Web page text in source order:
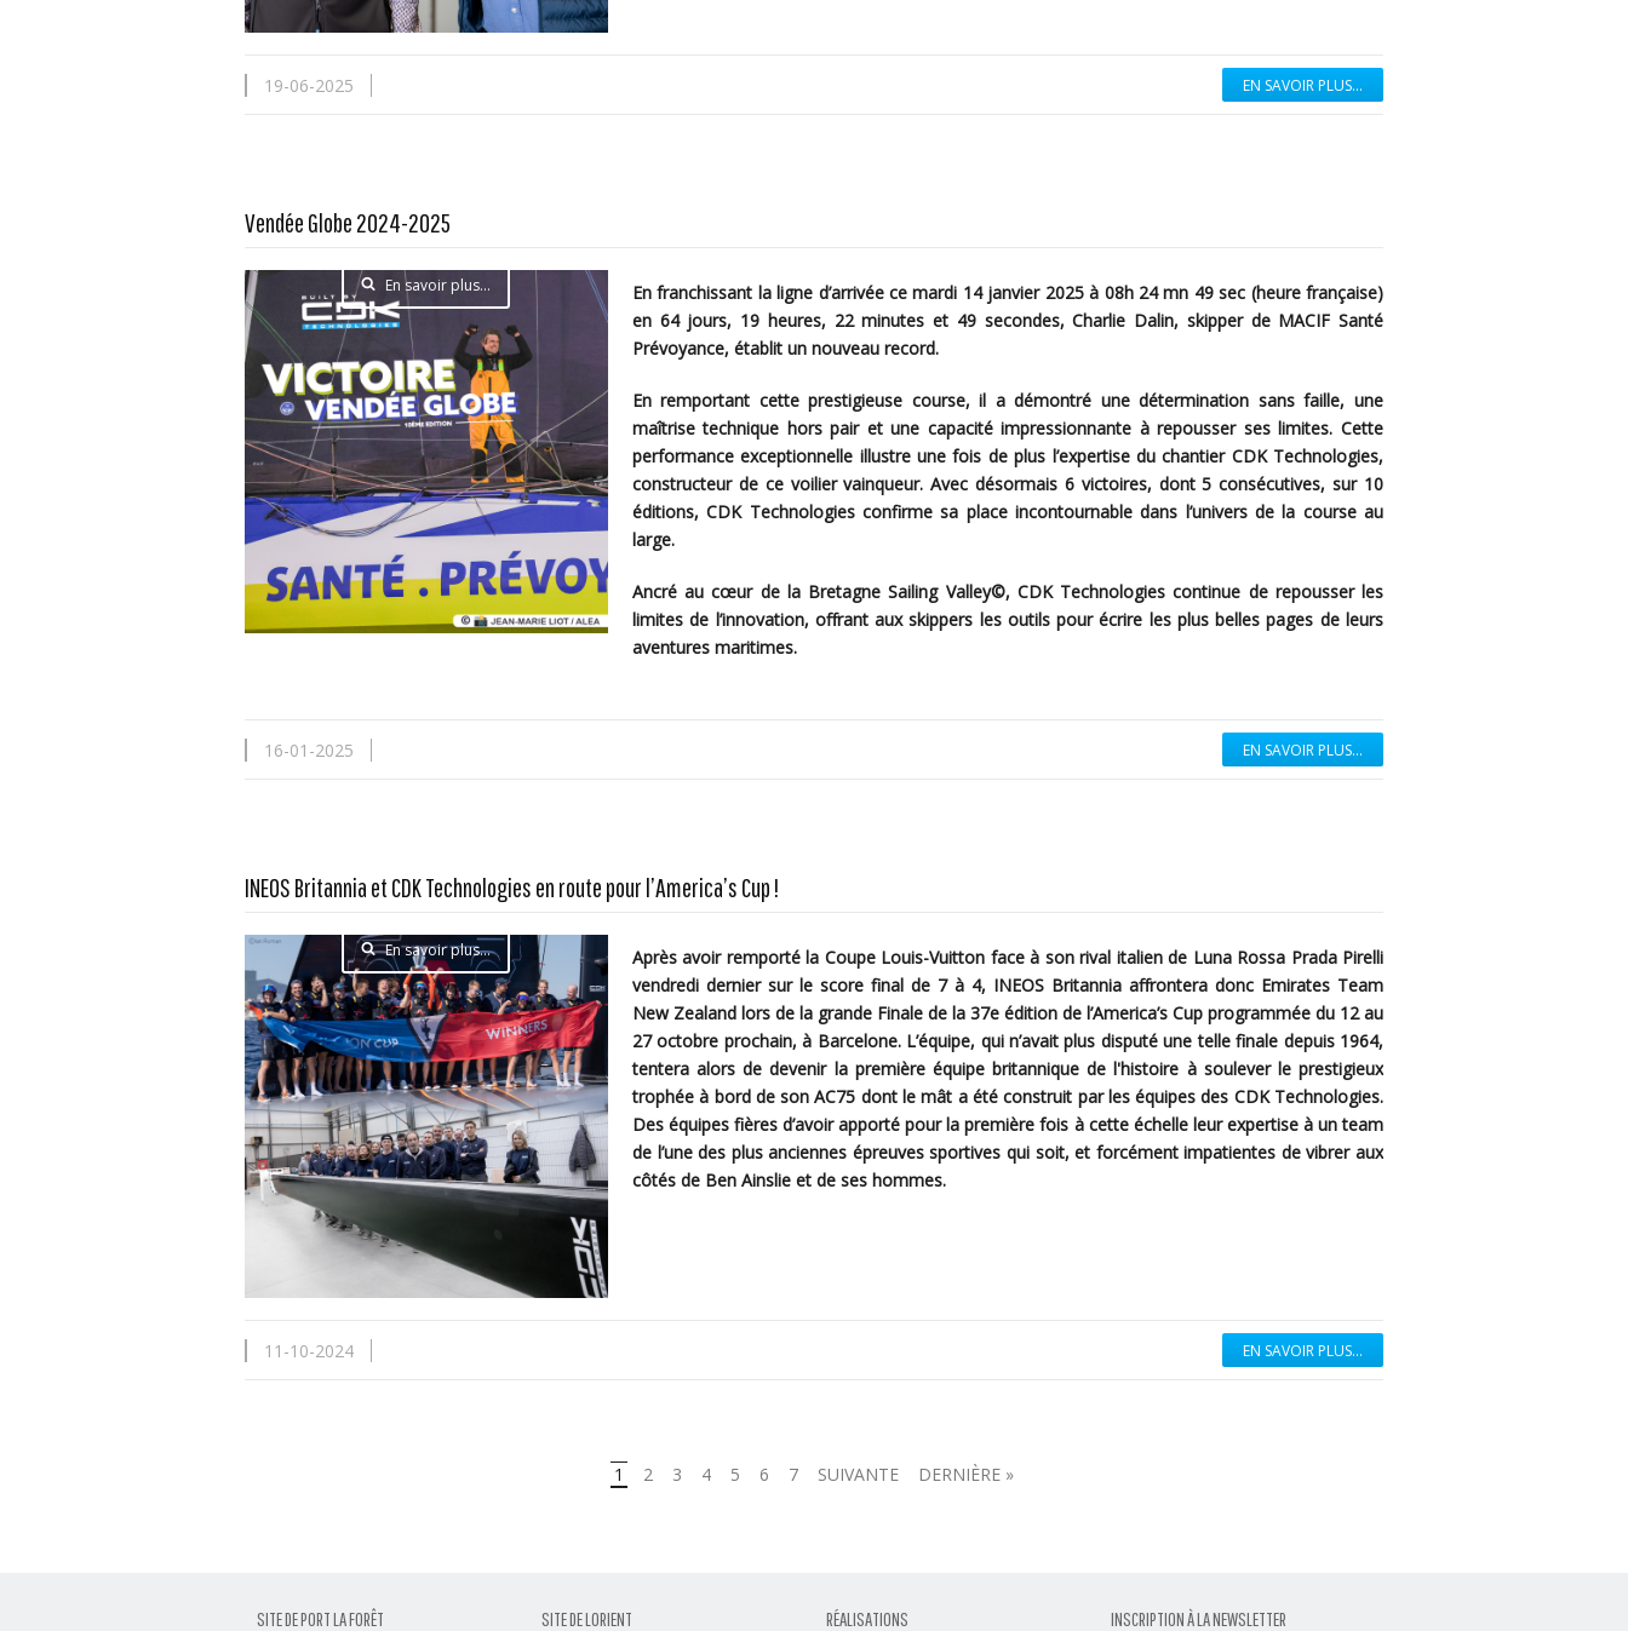
19-06-2025 EN SAVOIR PLUS...
Vendée Globe 2024-2025
En savoir plus...
En franchissant la ligne d’arrivée ce mardi 14 janvier 2025 à 08h 24 mn 49 sec (heure française)
en 64 jours, 19 heures, 22 minutes et 49 secondes, Charlie Dalin, skipper de MACIF Santé
Prévoyance, établit un nouveau record.
En remportant cette prestigieuse course, il a démontré une détermination sans faille, une
maîtrise technique hors pair et une capacité impressionnante à repousser ses limites. Cette
performance exceptionnelle illustre une fois de plus l’expertise du chantier CDK Technologies,
constructeur de ce voilier vainqueur. Avec désormais 6 victoires, dont 5 consécutives, sur 10
éditions, CDK Technologies confirme sa place incontournable dans l’univers de la course au
large.
Ancré au cœur de la Bretagne Sailing Valley©, CDK Technologies continue de repousser les
limites de l’innovation, offrant aux skippers les outils pour écrire les plus belles pages de leurs
aventures maritimes.
16-01-2025 EN SAVOIR PLUS...
INEOS Britannia et CDK Technologies en route pour l’America’s Cup !
En savoir plus...
Après avoir remporté la Coupe Louis-Vuitton face à son rival italien de Luna Rossa Prada Pirelli
vendredi dernier sur le score final de 7 à 4, INEOS Britannia affrontera donc Emirates Team
New Zealand lors de la grande Finale de la 37e édition de l’America’s Cup programmée du 12 au
27 octobre prochain, à Barcelone. L’équipe, qui n’avait plus disputé une telle finale depuis 1964,
tentera alors de devenir la première équipe britannique de l'histoire à soulever le prestigieux
trophée à bord de son AC75 dont le mât a été construit par les équipes des CDK Technologies.
Des équipes fières d’avoir apporté pour la première fois à cette échelle leur expertise à un team
de l’une des plus anciennes épreuves sportives qui soit, et forcément impatientes de vibrer aux
côtés de Ben Ainslie et de ses hommes.
11-10-2024 EN SAVOIR PLUS...
1 2 3 4 5 6 7 SUIVANTE DERNIÈRE »
SITE DE PORT LA FORÊT SITE DE LORIENT RÉALISATIONS INSCRIPTION À LA NEWSLETTER